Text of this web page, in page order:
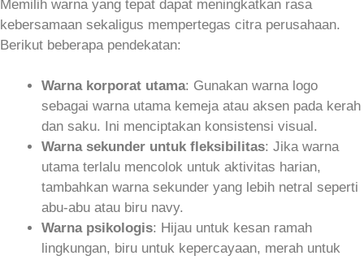
Memilih warna yang tepat dapat meningkatkan rasa
kebersamaan sekaligus mempertegas citra perusahaan.
Berikut beberapa pendekatan:
Warna korporat utama: Gunakan warna logo
sebagai warna utama kemeja atau aksen pada kerah
dan saku. Ini menciptakan konsistensi visual.
Warna sekunder untuk fleksibilitas: Jika warna
utama terlalu mencolok untuk aktivitas harian,
tambahkan warna sekunder yang lebih netral seperti
abu‑abu atau biru navy.
Warna psikologis: Hijau untuk kesan ramah
lingkungan, biru untuk kepercayaan, merah untuk